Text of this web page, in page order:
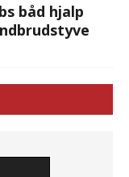
båd hjalp